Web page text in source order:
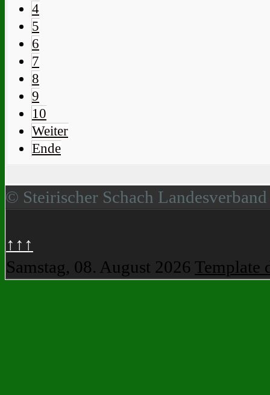
4
5
6
7
8
9
10
Weiter
Ende
© Steirischer Schach Landesverband
↑↑↑
Samstag, 08. August 2026 Template